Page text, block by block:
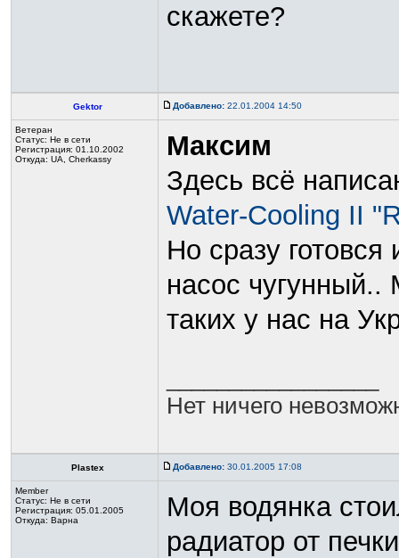
скажете?
Gektor Добавлено: 22.01.2004 14:50
Ветеран
Статус: Не в сети
Регистрация: 01.10.2002
Откуда: UA, Cherkassy
Максим
Здесь всё
Water-Cooling II
Но сразу
насос чугунный..
таких у нас на
Нет ничего
Plastex Добавлено: 30.01.2005 17:08
Member
Статус: Не в сети
Регистрация: 05.01.2005
Откуда: Варна
Моя водянка
радиатор от